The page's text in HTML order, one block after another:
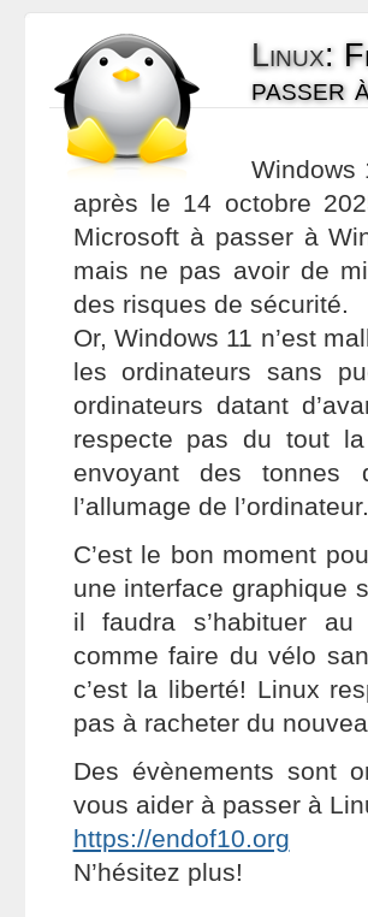
Linux:
passer
Windows
après le 14 octobre
Microsoft à passer à
mais ne pas avoir de
des risques de sécurité.
Or, Windows 11 n’est
les ordinateurs sans
ordinateurs datant
respecte pas du tout
envoyant des tonnes
l’allumage de l’ordinateur.
C’est le bon moment
une interface graphique
il faudra s’habituer
comme faire du vélo
c’est la liberté! Linux
pas à racheter du
Des évènements sont
vous aider à passer à
https://endof10.org
N’hésitez plus!